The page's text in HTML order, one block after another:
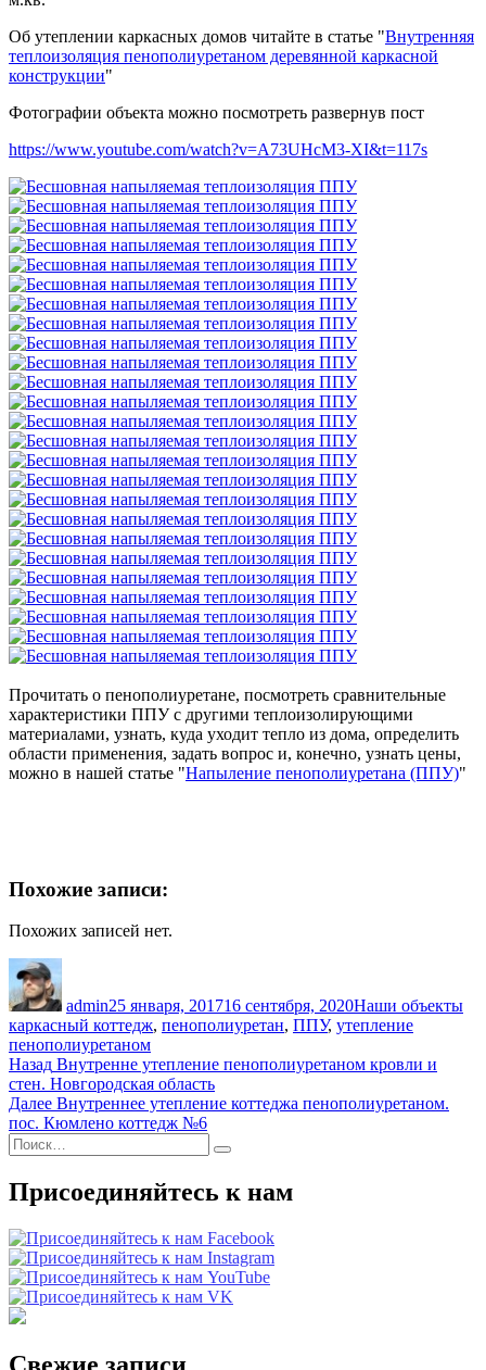
Об утеплении каркасных домов читайте в статье "Внутренняя
теплоизоляция пенополиуретаном деревянной каркасной
конструкции"
Фотографии объекта можно посмотреть развернув пост
https://www.youtube.com/watch?v=A73UHcM3-XI&t=117s
Прочитать о пенополиуретане, посмотреть сравнительные
характеристики ППУ с другими теплоизолирующими
материалами, узнать, куда уходит тепло из дома, определить
области применения, задать вопрос и, конечно, узнать цены,
можно в нашей статье "Напыление пенополиуретана (ППУ)"
Похожие записи:
Похожих записей нет.
admin25 января, 201716 сентября, 2020Наши объекты
каркасный коттедж, пенополиуретан, ППУ, утепление
пенополиуретаном
Навигация
по
записям
Назад Предыдущая
запись:
Внутренне утепление пенополиуретаном кровли и
стен. Новгородская область
Далее Следующая
запись:
Внутреннее утепление коттеджа пенополиуретаном.
пос. Кюмлено коттедж №6
Искать:
Поиск
Присоединяйтесь к нам